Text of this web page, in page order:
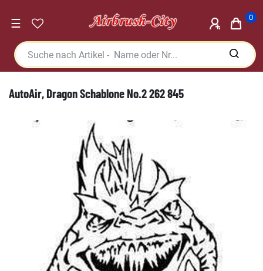
☰ 0
AutoAir, Dragon Schablone No.2 262 845